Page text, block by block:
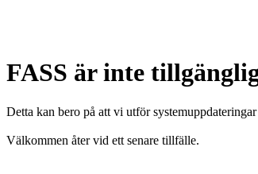
FASS är inte
Detta kan bero på att vi utför
Välkommen åter vid ett senare tillfälle.